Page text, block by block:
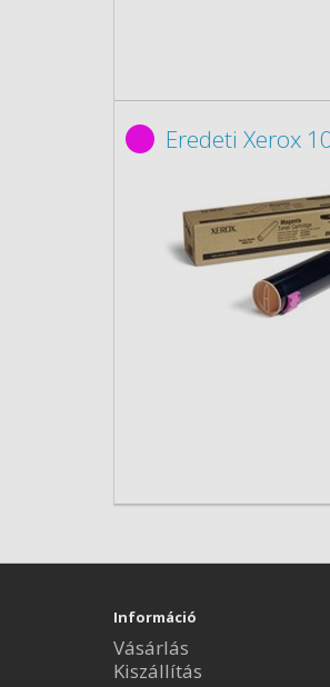
Eredeti Xerox
Információ
Vásárlás
Kiszállítás